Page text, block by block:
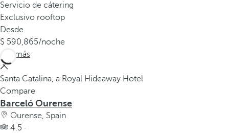
Servicio de cátering
Exclusivo rooftop
Desde
590,865/noche
Ver más
Santa Catalina, a Royal Hideaway Hotel
Compare
Barceló Ourense
Ourense, Spain
4.5 ·